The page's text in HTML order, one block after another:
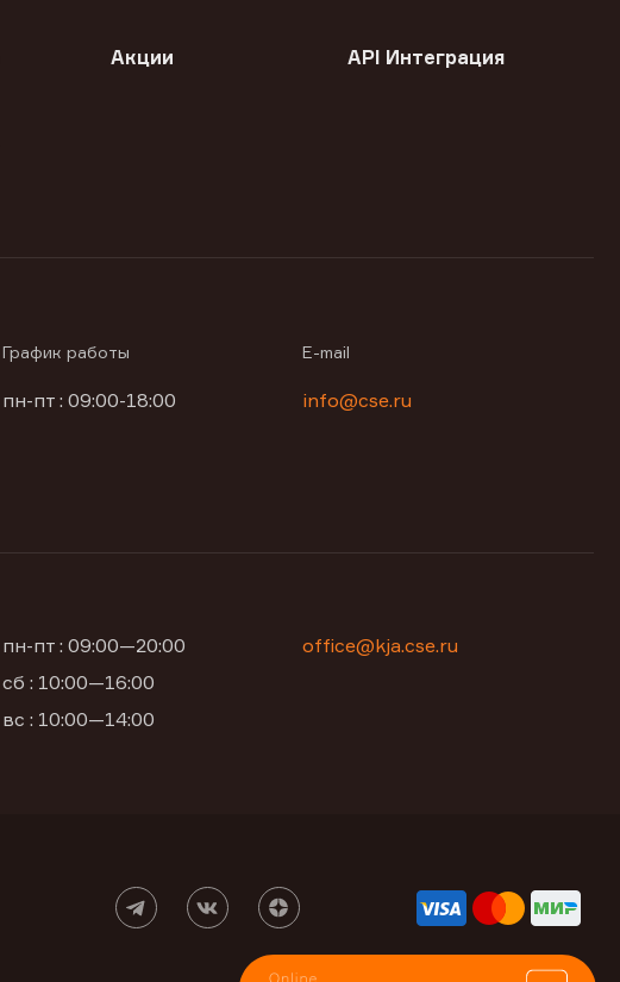
Акции API Интеграция
График работы
пн-пт : 09:00-18:00
E-mail
info@cse.ru
пн-пт : 09:00—20:00
сб : 10:00—16:00
вс : 10:00—14:00
office@kja.cse.ru